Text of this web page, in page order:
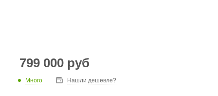
799 000 руб
Много Нашли дешевле?